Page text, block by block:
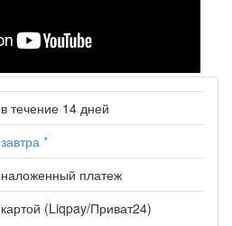
в течение 14 дней
завтра *
наложенный платеж
картой (Liqpay/Приват24)